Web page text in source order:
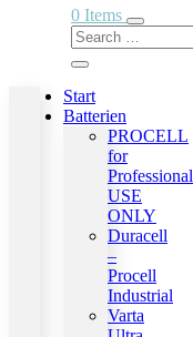
0 Items
Start
Batterien
PROCELL
for
Professional
USE
ONLY
Duracell
–
Procell
Industrial
Varta